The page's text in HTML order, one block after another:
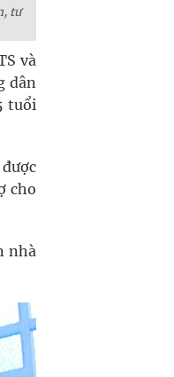
tư
và
dân
tuổi
cho
nhà